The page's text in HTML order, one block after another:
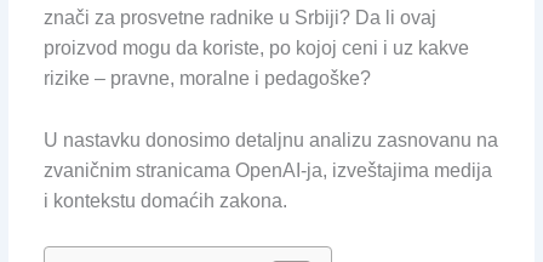
znači za prosvetne radnike u Srbiji? Da li ovaj
proizvod mogu da koriste, po kojoj ceni i uz kakve
rizike – pravne, moralne i pedagoške?
U nastavku donosimo detaljnu analizu zasnovanu na
zvaničnim stranicama OpenAI-ja, izveštajima medija
i kontekstu domaćih zakona.